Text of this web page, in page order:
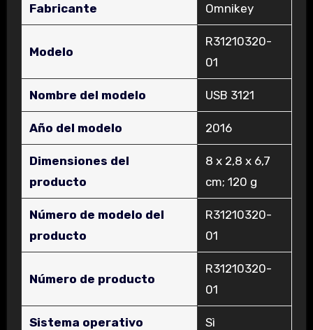
Fabricante ‎Omnikey
Modelo
‎R31210320-
01
Nombre del modelo ‎USB 3121
Año del modelo ‎2016
Dimensiones del
producto
‎8 x 2,8 x 6,7
cm; 120 g
Número de modelo del
producto
‎R31210320-
01
Número de producto
‎R31210320-
01
Sistema operativo ‎Sì